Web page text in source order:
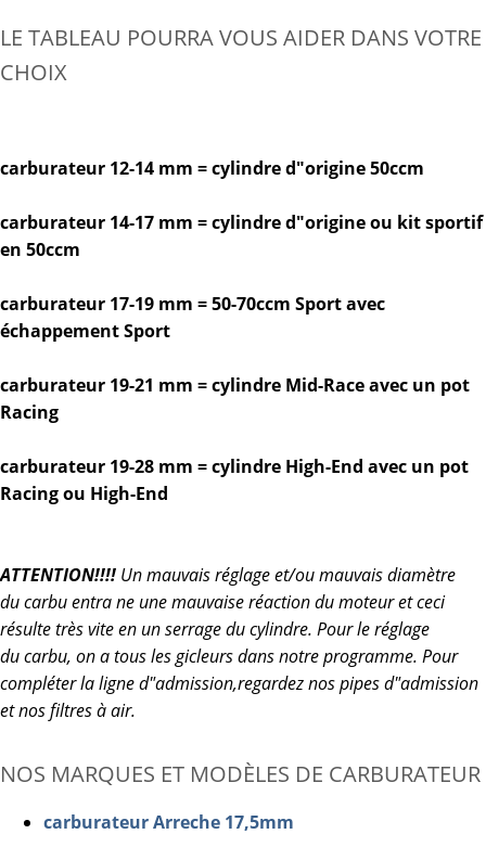
LE TABLEAU POURRA VOUS AIDER DANS VOTRE
CHOIX
carburateur 12-14 mm = cylindre d"origine 50ccm
carburateur 14-17 mm = cylindre d"origine ou kit sportif
en 50ccm
carburateur 17-19 mm = 50-70ccm Sport avec
échappement Sport
carburateur 19-21 mm = cylindre Mid-Race avec un pot
Racing
carburateur 19-28 mm = cylindre High-End avec un pot
Racing ou High-End
ATTENTION!!!! Un mauvais réglage et/ou mauvais diamètre
du carbu entra ne une mauvaise réaction du moteur et ceci
résulte très vite en un serrage du cylindre. Pour le réglage
du carbu, on a tous les gicleurs dans notre programme. Pour
compléter la ligne d"admission,regardez nos pipes d"admission
et nos filtres à air.
NOS MARQUES ET MODÈLES DE CARBURATEUR
carburateur Arreche 17,5mm